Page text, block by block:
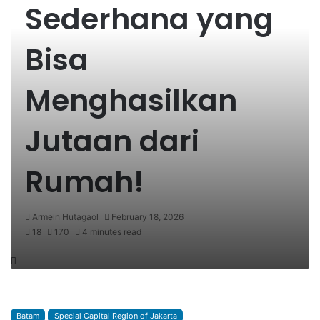
Sederhana yang
Bisa
Menghasilkan
Jutaan dari
Rumah!
Armein Hutagaol
February 18, 2026
18
170 4 minutes read
Batam Special Capital Region of Jakarta